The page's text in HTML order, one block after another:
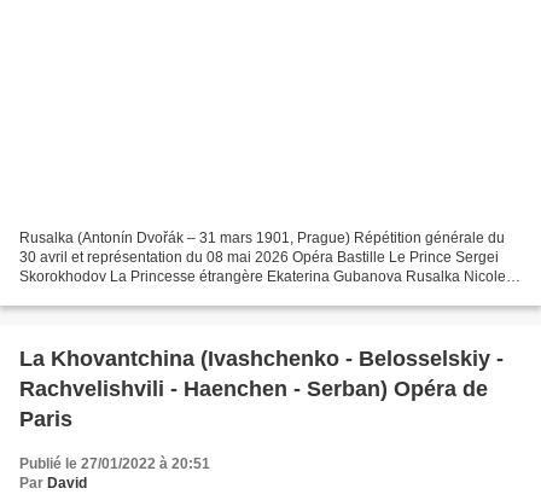
Rusalka (Antonín Dvořák – 31 mars 1901, Prague) Répétition générale du
30 avril et représentation du 08 mai 2026 Opéra Bastille Le Prince Sergei
Skorokhodov La Princesse étrangère Ekaterina Gubanova Rusalka Nicole
La Khovantchina (Ivashchenko - Belosselskiy -
Rachvelishvili - Haenchen - Serban) Opéra de
Paris
Publié le 27/01/2022 à 20:51
Par David